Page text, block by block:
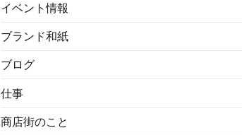
イベント情報
ブランド和紙
ブログ
仕事
商店街のこと